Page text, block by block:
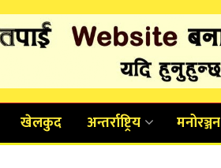
खेलकुद अन्तर्राष्ट्रिय मनोरञ्जन